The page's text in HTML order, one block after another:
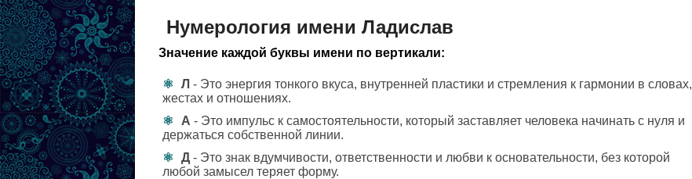
Нумерология имени Ладислав
Значение каждой буквы имени по вертикали:
Л - Это энергия тонкого вкуса, внутренней пластики и стремления к гармонии в словах,
жестах и отношениях.
А - Это импульс к самостоятельности, который заставляет человека начинать с нуля и
держаться собственной линии.
Д - Это знак вдумчивости, ответственности и любви к основательности, без которой
любой замысел теряет форму.